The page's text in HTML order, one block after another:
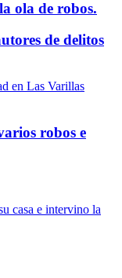
ola de robos.
de delitos
robos e